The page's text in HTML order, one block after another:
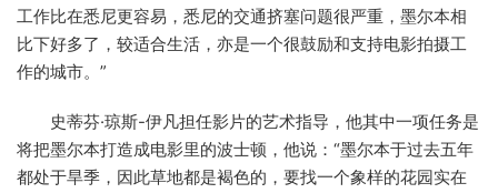
工作比在悉尼更容易，悉尼的交通挤塞问题很严重，墨尔本相
比下好多了，较适合生活，亦是一个很鼓励和支持电影拍摄工
作的城市。”
史蒂芬·琼斯-伊凡担任影片的艺术指导，他其中一项任务是
将把墨尔本打造成电影里的波士顿，他说：“墨尔本于过去五年
都处于旱季，因此草地都是褐色的，要找一个象样的花园实在